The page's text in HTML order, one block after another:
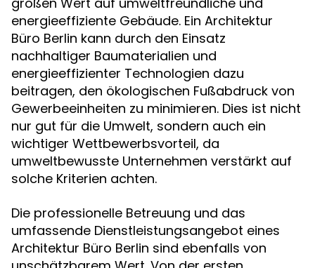
energieeffiziente Gebäude. Ein Architektur
Büro Berlin kann durch den Einsatz
nachhaltiger Baumaterialien und
energieeffizienter Technologien dazu
beitragen, den ökologischen Fußabdruck von
Gewerbeeinheiten zu minimieren. Dies ist nicht
nur gut für die Umwelt, sondern auch ein
wichtiger Wettbewerbsvorteil, da
umweltbewusste Unternehmen verstärkt auf
solche Kriterien achten.
Die professionelle Betreuung und das
umfassende Dienstleistungsangebot eines
Architektur Büro Berlin sind ebenfalls von